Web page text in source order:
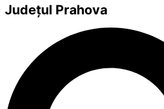
Județul Prahova